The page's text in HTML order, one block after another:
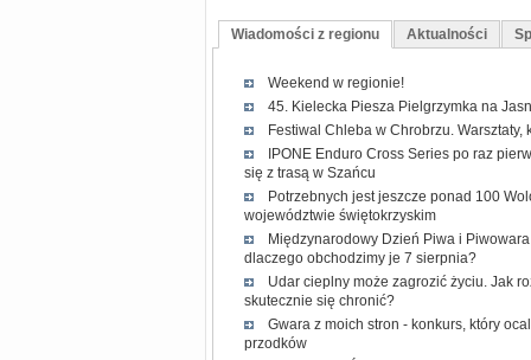
Wiadomości z regionu Aktualności
Weekend w regionie!
45. Kielecka Piesza Pielgrzymka na
Festiwal Chleba w Chrobrzu.
IPONE Enduro Cross Series po raz
się z trasą w Szańcu
Potrzebnych jest jeszcze ponad 100
województwie świętokrzyskim
Międzynarodowy Dzień Piwa i
dlaczego obchodzimy je 7 sierpnia?
Udar cieplny może zagrozić życiu. Jak
skutecznie się chronić?
Gwara z moich stron - konkurs, który
przodków